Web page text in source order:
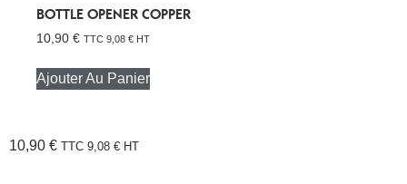
BOTTLE OPENER COPPER
10,90 € TTC 9,08 € HT
Ajouter Au Panier
10,90 € TTC 9,08 € HT